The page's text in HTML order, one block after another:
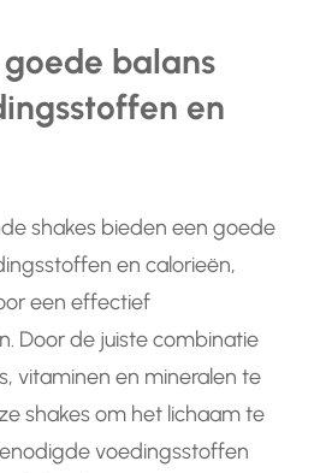
balans
en
shakes bieden een goede
en calorieën,
een effectief
Door de juiste combinatie
vitaminen en mineralen te
shakes om het lichaam te
voedingsstoffen